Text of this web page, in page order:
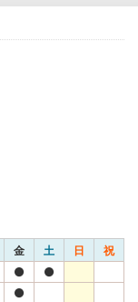
金 土 日 祝